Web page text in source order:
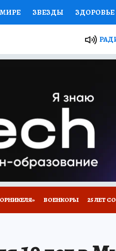
ЗВЕЗДЫ ЗДОРОВЬЕ
ПРОЕКТЫ РОССИИ
ЖЕНСКИЕ СЕКРЕТЫ
ГИД
ВОЕНКОРЫ 25 ЛЕТ